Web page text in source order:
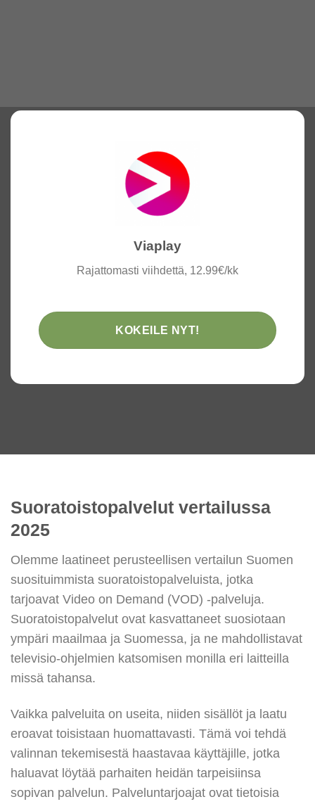
Viaplay
Rajattomasti viihdettä, 12.99€/kk
KOKEILE NYT!
Suoratoistopalvelut vertailussa
2025
Olemme laatineet perusteellisen vertailun Suomen
suosituimmista suoratoistopalveluista, jotka
tarjoavat Video on Demand (VOD) -palveluja.
Suoratoistopalvelut ovat kasvattaneet suosiotaan
ympäri maailmaa ja Suomessa, ja ne mahdollistavat
televisio-ohjelmien katsomisen monilla eri laitteilla
missä tahansa.
Vaikka palveluita on useita, niiden sisällöt ja laatu
eroavat toisistaan huomattavasti. Tämä voi tehdä
valinnan tekemisestä haastavaa käyttäjille, jotka
haluavat löytää parhaiten heidän tarpeisiinsa
sopivan palvelun. Palveluntarjoajat ovat tietoisia